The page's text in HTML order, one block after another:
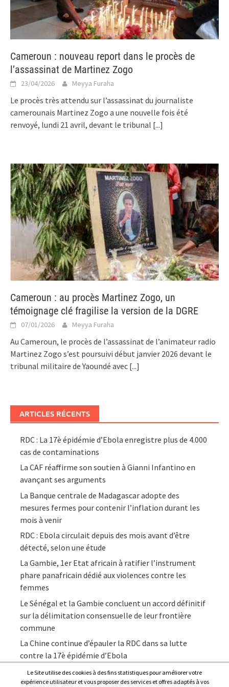
Cameroun : nouveau report dans le procès de
l’assassinat de Martinez Zogo
23/04/2026 Meyya Furaha
Le procès très attendu sur l’assassinat du journaliste
camerounais Martinez Zogo a une nouvelle fois été
renvoyé, lundi 21 avril, devant le tribunal [...]
Cameroun : au procès Martinez Zogo, un
témoignage clé fragilise la version de la DGRE
07/01/2026 Meyya Furaha
Au Cameroun, le procès de l’assassinat de l’animateur radio
Martinez Zogo s’est poursuivi début janvier 2026 devant le
tribunal militaire de Yaoundé avec [...]
ARTICLES RÉCENTS
RDC : La 17è épidémie d’Ebola enregistre plus de 4.000
cas de contaminations
La CAF réaffirme son soutien à Gianni Infantino en
avançant ses arguments
La Banque centrale de Madagascar adopte des
mesures fermes pour contenir l’inflation durant les
mois à venir
RDC : Ebola circulait depuis des mois avant d’être
détecté, selon une étude
La Gambie, 1er Etat africain à ratifier l’instrument
phare panafricain dédié aux violences contre les
femmes
Le Sénégal et la Gambie concluent un accord définitif
sur la délimitation consensuelle de leur frontière
commune
La Chine continue d’épauler la RDC dans sa lutte
contre la 17è épidémie d’Ebola
Le Site utilise des cookies à des fins statistiques pour améliorer votre
expérience utilisateur et vous proposer des services et offres adaptés à vos